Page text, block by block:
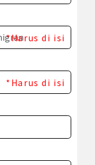
*Harus di isi
*Harus di isi